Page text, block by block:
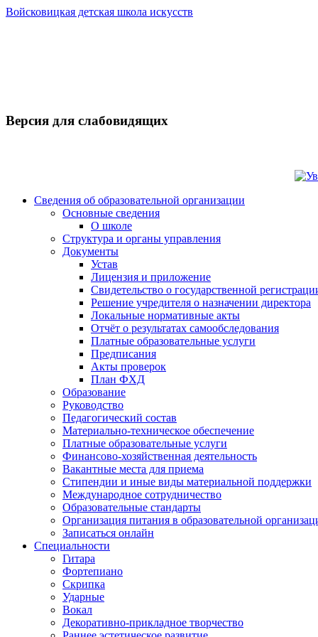
Войсковицкая детская школа искусств
Версия для слабовидящих
Сведения об образовательной организации
Основные сведения
О школе
Структура и органы управления
Документы
Устав
Лицензия и приложение
Свидетельство о государственной
Решение учредителя о назначении директора
Локальные нормативные акты
Отчёт о результатах самообследования
Платные образовательные услуги
Предписания
Акты проверок
План ФХД
Образование
Руководство
Педагогический состав
Материально-техническое обеспечение
Платные образовательные услуги
Финансово-хозяйственная деятельность
Вакантные места для приема
Стипендии и иные виды материальной поддержки
Международное сотрудничество
Образовательные стандарты
Организация питания в образовательной
Записаться онлайн
Специальности
Гитара
Фортепиано
Скрипка
Ударные
Вокал
Декоративно-прикладное творчество